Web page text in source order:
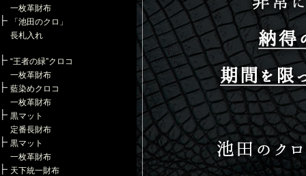
一枚革財布
「池田のクロ」
長札入れ
“王者の緑”クロコ
一枚革財布
藍染めクロコ
一枚革財布
黒マット
定番長財布
黒マット
一枚革財布
天下統一財布